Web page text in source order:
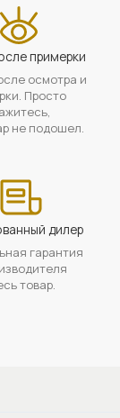
примерки
осмотра и
Просто
не подошел.
дилер
гарантия
товар.